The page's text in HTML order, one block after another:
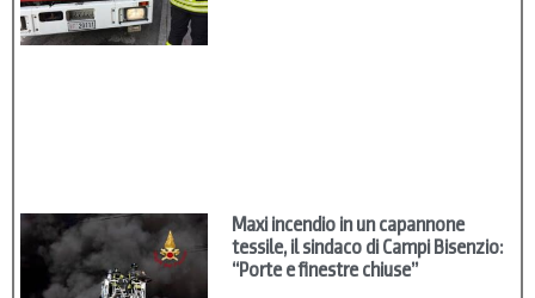
Maxi incendio in un capannone
tessile, il sindaco di Campi Bisenzio:
“Porte e finestre chiuse”